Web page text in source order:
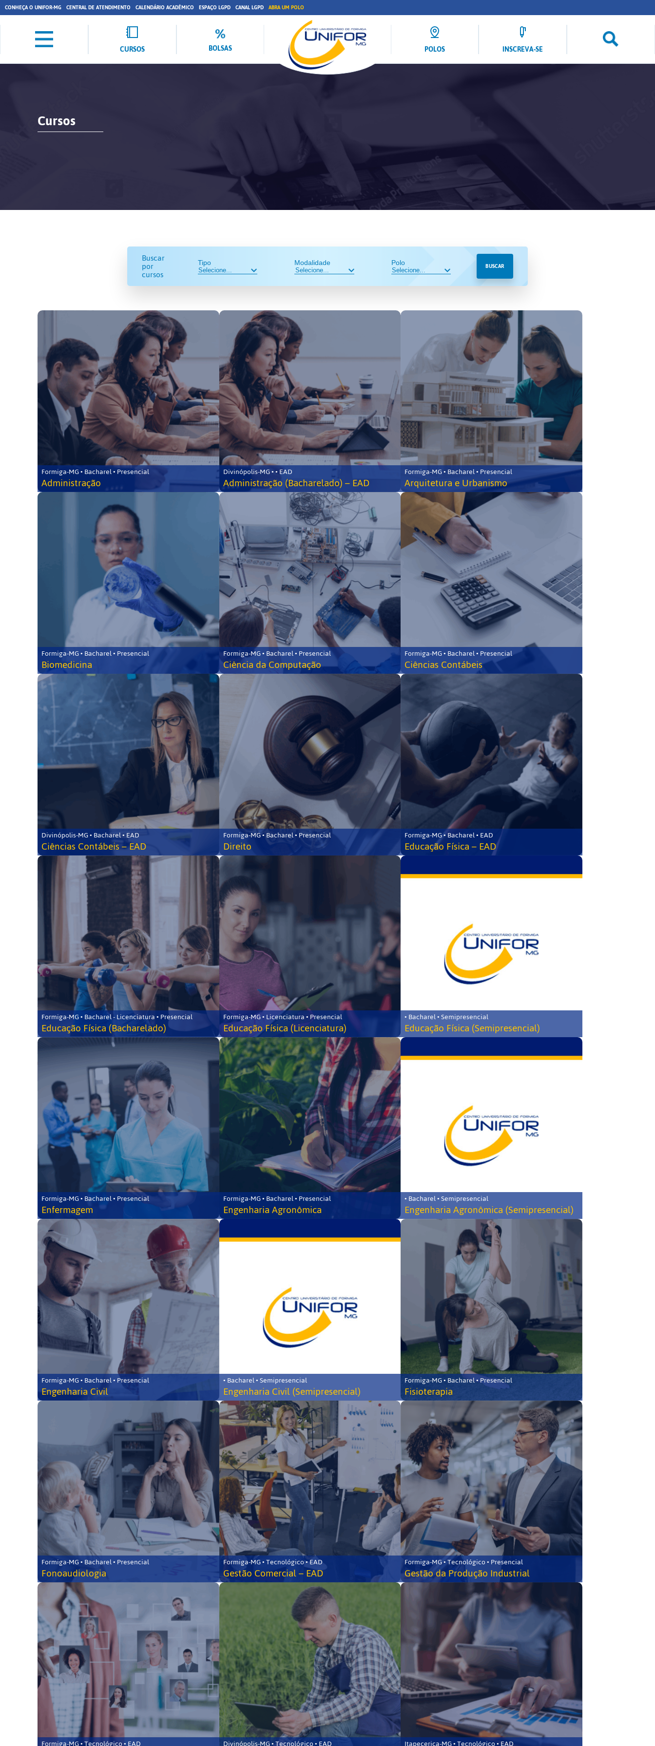
CONHEÇA O UNIFOR-MG CENTRAL DE ATENDIMENTO CALENDÁRIO ACADÊMICO ESPAÇO LGPD CANAL LGPD ABRA UM POLO
CURSOS BOLSAS POLOS INSCREVA-SE
Cursos
Buscar
por
cursos
Tipo Modalidade Polo BUSCAR
Formiga-MG • Bacharel • Presencial
Administração
Divinópolis-MG • • EAD
Administração (Bacharelado) – EAD
Formiga-MG • Bacharel • Presencial
Arquitetura e Urbanismo
Formiga-MG • Bacharel • Presencial
Biomedicina
Formiga-MG • Bacharel • Presencial
Ciência da Computação
Formiga-MG • Bacharel • Presencial
Ciências Contábeis
Divinópolis-MG • Bacharel • EAD
Ciências Contábeis – EAD
Formiga-MG • Bacharel • Presencial
Direito
Formiga-MG • Bacharel • EAD
Educação Física – EAD
Formiga-MG • Bacharel - Licenciatura • Presencial
Educação Física (Bacharelado)
Formiga-MG • Licenciatura • Presencial
Educação Física (Licenciatura)
• Bacharel • Semipresencial
Educação Física (Semipresencial)
Formiga-MG • Bacharel • Presencial
Enfermagem
Formiga-MG • Bacharel • Presencial
Engenharia Agronômica
• Bacharel • Semipresencial
Engenharia Agronômica (Semipresencial)
Formiga-MG • Bacharel • Presencial
Engenharia Civil
• Bacharel • Semipresencial
Engenharia Civil (Semipresencial)
Formiga-MG • Bacharel • Presencial
Fisioterapia
Formiga-MG • Bacharel • Presencial
Fonoaudiologia
Formiga-MG • Tecnológico • EAD
Gestão Comercial – EAD
Formiga-MG • Tecnológico • Presencial
Gestão da Produção Industrial